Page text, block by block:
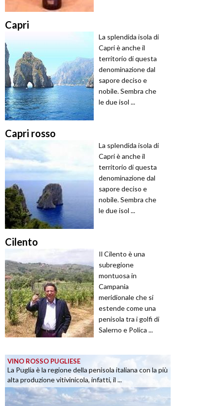
Capri
La splendida isola di
Capri è anche il
territorio di questa
denominazione dal
sapore deciso e
nobile. Sembra che
le due isol ...
Capri rosso
La splendida isola di
Capri è anche il
territorio di questa
denominazione dal
sapore deciso e
nobile. Sembra che
le due isol ...
Cilento
Il Cilento è una
subregione
montuosa in
Campania
meridionale che si
estende come una
penisola tra i golfi di
Salerno e Polica ...
VINO ROSSO PUGLIESE
La Puglia è la regione della penisola italiana con la più
alta produzione vitivinicola, infatti, il ...